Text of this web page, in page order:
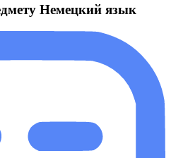
Немецкий язык